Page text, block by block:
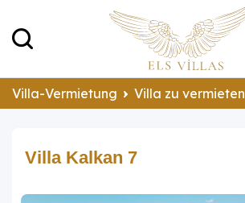
Villa-Vermietung Villa zu vermieten
Villa Kalkan 7